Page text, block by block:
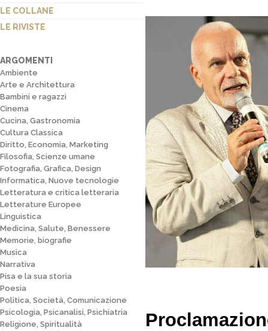
LE COLLANE
LE RIVISTE
ARGOMENTI
Ambiente
Arte e Architettura
Bambini e ragazzi
Cinema
Cucina, Gastronomia
Cultura Classica
Diritto, Economia, Marketing
Filosofia, Scienze umane
Fotografia, Grafica, Design
Informatica, Nuove tecnologie
Letteratura e critica letteraria
Letterature Europee
Linguistica
Medicina, Salute, Benessere
Memorie, biografie
Musica
Narrativa
Pisa e la sua storia
Poesia
Politica, Società, Comunicazione
Psicologia, Psicanalisi, Psichiatria
Religione, Spiritualità